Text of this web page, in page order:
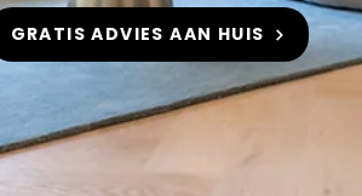
GRATIS ADVIES AAN HUIS